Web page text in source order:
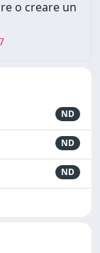
o creare un
ND
ND
ND